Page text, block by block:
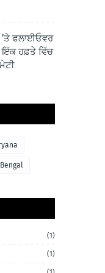
’ਤੇ ਫਲਾਈਓਵਰ
ਇੱਕ ਹਫ਼ਤੇ ਵਿੱਚ
(1)
(1)